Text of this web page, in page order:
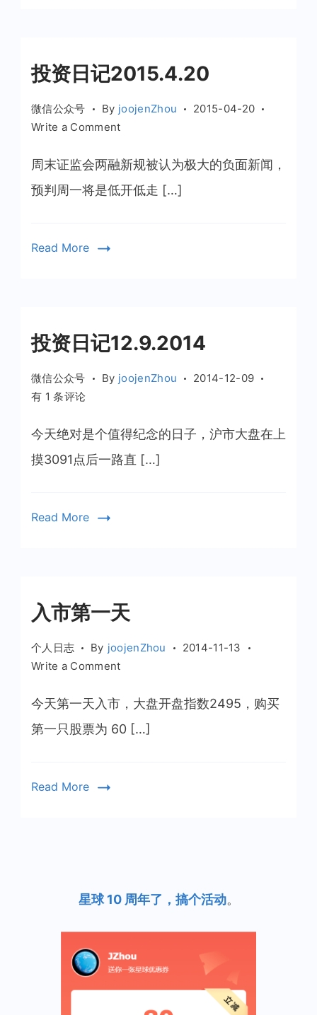
投资日记2015.4.20
微信公众号 By joojenZhou
2015-04-20
Write a Commenton
资
日
记
周末证监会两融新规被认为极大的负面新闻，
预判周一将是低开低走 […]
Read More
投资日记12.9.2014
微信公众号 By joojenZhou
2014-12-09
投
日
记
12.9.2014
有 1 条评论
今天绝对是个值得纪念的日子，沪市大盘在上
摸3091点后一路直 […]
Read More
入市第一天
个人日志 By joojenZhou
2014-11-13
Write a Commenton
市
第
一
今天第一天入市，大盘开盘指数2495，购买
第一只股票为 60 […]
Read More
星球 10 周年了，搞个活动。